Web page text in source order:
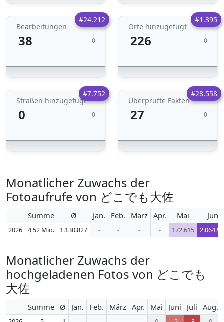
#24.212
Bearbeitungen
38 0
#1.395
Orte hinzugefügt
226 0
#7.752
Straßen hinzugefügt
0 0
#28.558
Überprüfte Fakten
27 0
Monatlicher Zuwachs der
Fotoaufrufe von どこでも大佐
Summe Ø Jan. Feb. März Apr. Mai Juni
2026 4,52 Mio. 1.130.827 - - - - 172.615
Monatlicher Zuwachs der
hochgeladenen Fotos von どこでも
大佐
Summe Ø Jan. Feb. März Apr. Mai Juni Juli Aug.